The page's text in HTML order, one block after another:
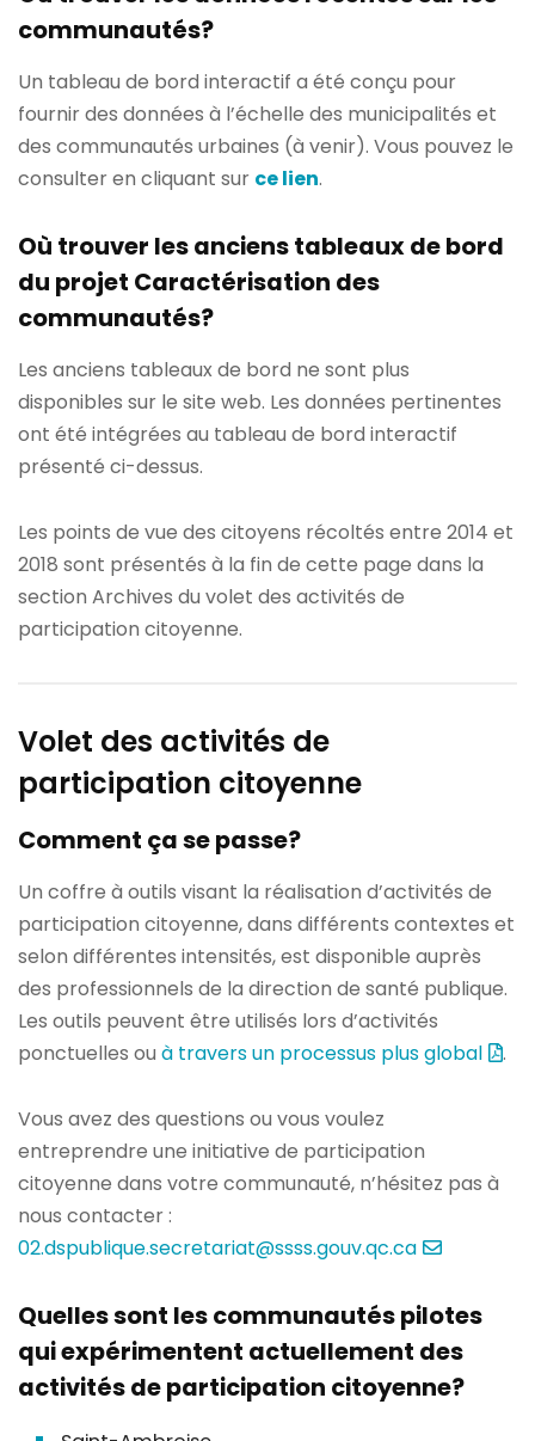
communautés?
Un tableau de bord interactif a été conçu pour
fournir des données à l’échelle des municipalités et
des communautés urbaines (à venir). Vous pouvez le
consulter en cliquant sur ce lien.
Où trouver les anciens tableaux de bord
du projet Caractérisation des
communautés?
Les anciens tableaux de bord ne sont plus
disponibles sur le site web. Les données pertinentes
ont été intégrées au tableau de bord interactif
présenté ci-dessus.
Les points de vue des citoyens récoltés entre 2014 et
2018 sont présentés à la fin de cette page dans la
section Archives du volet des activités de
participation citoyenne.
Volet des activités de
participation citoyenne
Comment ça se passe?
Un coffre à outils visant la réalisation d’activités de
participation citoyenne, dans différents contextes et
selon différentes intensités, est disponible auprès
des professionnels de la direction de santé publique.
Les outils peuvent être utilisés lors d’activités
ponctuelles ouà travers un processus plus global .
Vous avez des questions ou vous voulez
entreprendre une initiative de participation
citoyenne dans votre communauté, n’hésitez pas à
nous contacter :
02.dspublique.secretariat@ssss.gouv.qc.ca
Quelles sont les communautés pilotes
qui expérimentent actuellement des
activités de participation citoyenne?